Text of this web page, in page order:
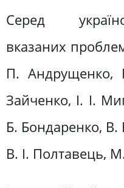
Серед
вказаних
П. Андрущенко,
Зайченко, І. І.
Б. Бондаренко, В.
В. І. Полтавець,